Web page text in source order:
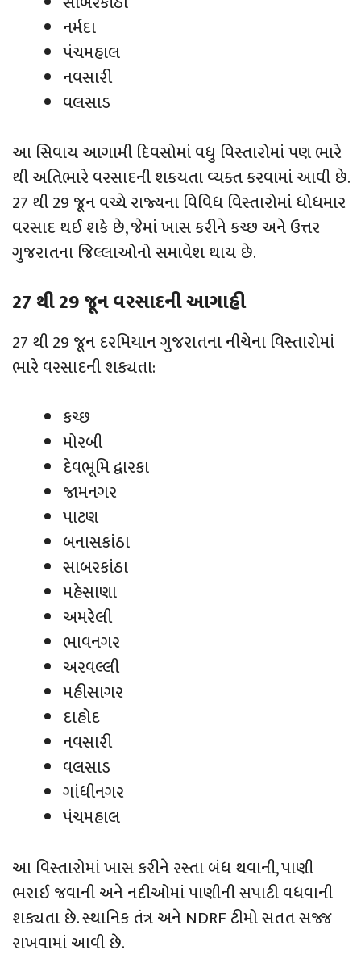
નર્મદા
પંચમહાલ
નવસારી
વલસાડ
આ સિવાય આગામી દિવસોમાં વધુ વિસ્તારોમાં પણ ભારે
થી અતિભારે વરસાદની શકયતા વ્યક્ત કરવામાં આવી છે.
27 થી 29 જૂન વચ્ચે રાજ્યના વિવિધ વિસ્તારોમાં ધોધમાર
વરસાદ થઈ શકે છે, જેમાં ખાસ કરીને કચ્છ અને ઉત્તર
ગુજરાતના જિલ્લાઓનો સમાવેશ થાય છે.
27 થી 29 જૂન વરસાદની આગાહી
27 થી 29 જૂન દરમિયાન ગુજરાતના નીચેના વિસ્તારોમાં
ભારે વરસાદની શક્યતા:
કચ્છ
મોરબી
દેવભૂમિ દ્વારકા
જામનગર
પાટણ
બનાસકાંઠા
સાબરકાંઠા
મહેસાણા
અમરેલી
ભાવનગર
અરવલ્લી
મહીસાગર
દાહોદ
નવસારી
વલસાડ
ગાંધીનગર
પંચમહાલ
આ વિસ્તારોમાં ખાસ કરીને રસ્તા બંધ થવાની, પાણી
ભરાઈ જવાની અને નદીઓમાં પાણીની સપાટી વધવાની
શક્યતા છે. સ્થાનિક તંત્ર અને NDRF ટીમો સતત સજ્જ
રાખવામાં આવી છે.